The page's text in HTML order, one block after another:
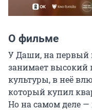
О фильме
У Даши, на первый
занимает высокий
культуры, в неё
который купил
Но на самом деле —